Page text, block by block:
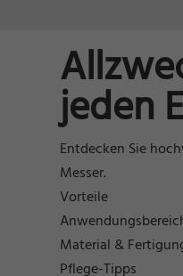
jeden
Entdecken Sie
Messer.
Vorteile
Material &
Pflege-Tipps